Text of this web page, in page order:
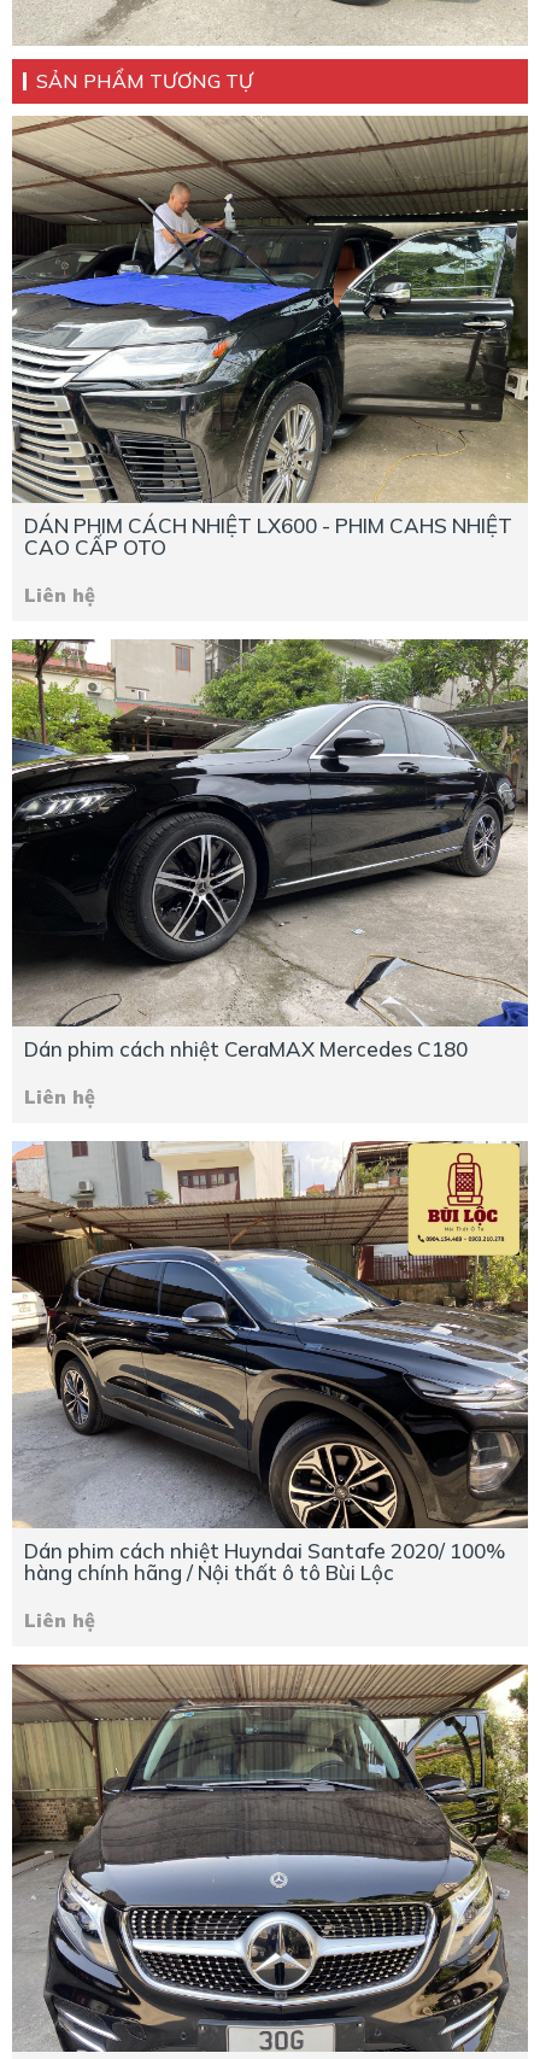
SẢN PHẨM TƯƠNG TỰ
DÁN PHIM CÁCH NHIỆT LX600 - PHIM CAHS NHIỆT
CAO CẤP OTO
Liên hệ
Dán phim cách nhiệt CeraMAX Mercedes C180
Liên hệ
Dán phim cách nhiệt Huyndai Santafe 2020/ 100%
hàng chính hãng / Nội thất ô tô Bùi Lộc
Liên hệ